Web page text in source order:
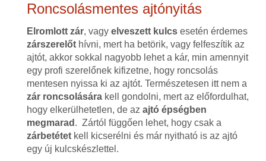
Roncsolásmentes ajtónyitás
Elromlott zár, vagy elveszett kulcsesetén érdemes
zárszerelőthívni, mert ha betörik, vagy felfeszítik az
ajtót, akkor sokkal nagyobb lehet a kár, min amennyit
egy profi szerelőnek kifizetne, hogy roncsolás
mentesen nyissa ki az ajtót. Természetesen itt nem a
zár roncsolásárakell gondolni, mert az előfordulhat,
hogy elkerülhetetlen, de az ajtó épségben
megmarad . Zártól függően lehet, hogy csak a
zárbetétetkell kicserélni és már nyitható is az ajtó
egy új kulcskészlettel.